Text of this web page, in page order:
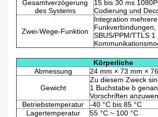
Gesamtverzögerung
des Systems
15 bis 30 ms
Codierung und
Zwei-Wege-Funktion
Integration
Funkverbindungen,
SBUS/PPM/TTLS 1
Körperliche
Abmessung
24 mm × 73 mm ×
Gewicht
Zu diesem Zweck
1 Buchstabe b
Vorschriften
Betriebstemperatur
-40 °C bis 85 °C
Lagertemperatur
55 °C ~ 100 °C